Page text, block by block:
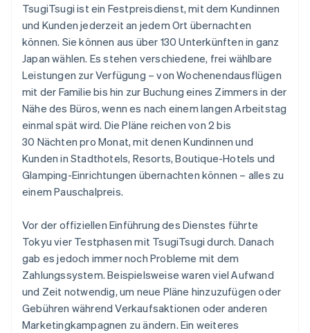
TsugiTsugi ist ein Festpreisdienst, mit dem Kundinnen
und Kunden jederzeit an jedem Ort übernachten
können. Sie können aus über 130 Unterkünften in ganz
Japan wählen. Es stehen verschiedene, frei wählbare
Leistungen zur Verfügung – von Wochenendausflügen
mit der Familie bis hin zur Buchung eines Zimmers in der
Nähe des Büros, wenn es nach einem langen Arbeitstag
einmal spät wird. Die Pläne reichen von 2 bis
30 Nächten pro Monat, mit denen Kundinnen und
Kunden in Stadthotels, Resorts, Boutique-Hotels und
Glamping-Einrichtungen übernachten können – alles zu
einem Pauschalpreis.
Vor der offiziellen Einführung des Dienstes führte
Tokyu vier Testphasen mit TsugiTsugi durch. Danach
gab es jedoch immer noch Probleme mit dem
Zahlungssystem. Beispielsweise waren viel Aufwand
und Zeit notwendig, um neue Pläne hinzuzufügen oder
Gebühren während Verkaufsaktionen oder anderen
Marketingkampagnen zu ändern. Ein weiteres